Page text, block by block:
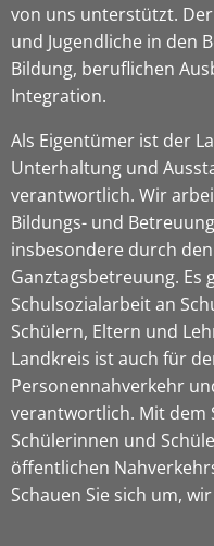
von uns unterstützt.
und Jugendliche in den
Bildung, beruflichen
Integration.
Als Eigentümer ist der
Unterhaltung und
verantwortlich. Wir
Bildungs- und
insbesondere durch
Ganztagsbetreuung. Es
Schulsozialarbeit an
Schülern, Eltern und
Landkreis ist auch für
Personennahverkehr
verantwortlich. Mit dem
Schülerinnen und
öffentlichen
Schauen Sie sich um,